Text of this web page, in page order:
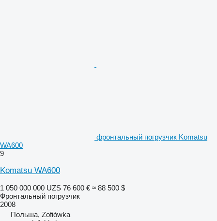
фронтальный погрузчик Komatsu
WA600
9
Komatsu WA600
1 050 000 000 UZS 76 600 € ≈ 88 500 $
Фронтальный погрузчик
2008
Польша, Zofiówka